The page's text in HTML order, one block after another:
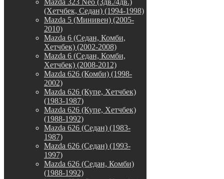
(Хетчбек, Седан) (1994-1998)
Mazda 5 (Минивен) (2005-
2010)
Mazda 6 (Седан, Комби,
Хетчбек) (2002-2008)
Mazda 6 (Седан, Комби,
Хетчбек) (2008-2012)
Mazda 626 (Комби) (1998-
2002)
Mazda 626 (Купе, Хетчбек)
(1983-1987)
Mazda 626 (Купе, Хетчбек)
(1988-1992)
Mazda 626 (Седан) (1983-
1987)
Mazda 626 (Седан) (1993-
1997)
Mazda 626 (Седан, Комби)
(1988-1992)